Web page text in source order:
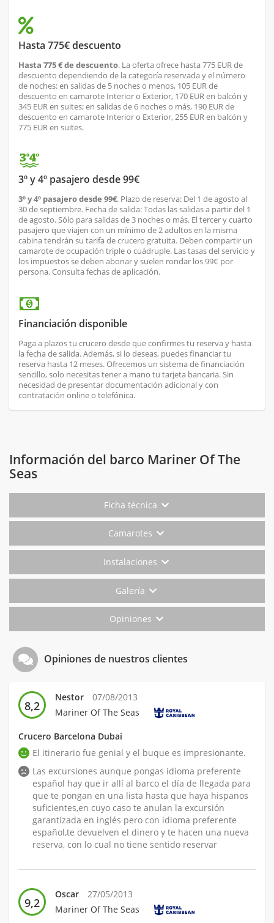
Hasta 775€ descuento
Hasta 775 € de descuento. La oferta ofrece hasta 775 EUR de
descuento dependiendo de la categoría reservada y el número
de noches: en salidas de 5 noches o menos, 105 EUR de
descuento en camarote Interior o Exterior, 170 EUR en balcón y
345 EUR en suites; en salidas de 6 noches o más, 190 EUR de
descuento en camarote Interior o Exterior, 255 EUR en balcón y
775 EUR en suites.
3º y 4º pasajero desde 99€
3º y 4º pasajero desde 99€. Plazo de reserva: Del 1 de agosto al
30 de septiembre. Fecha de salida: Todas las salidas a partir del 1
de agosto. Sólo para salidas de 3 noches o más. El tercer y cuarto
pasajero que viajen con un mínimo de 2 adultos en la misma
cabina tendrán su tarifa de crucero gratuita. Deben compartir un
camarote de ocupación triple o cuádruple. Las tasas del servicio y
los impuestos se deben abonar y suelen rondar los 99€ por
persona. Consulta fechas de aplicación.
Financiación disponible
Paga a plazos tu crucero desde que confirmes tu reserva y hasta
la fecha de salida. Además, si lo deseas, puedes financiar tu
reserva hasta 12 meses. Ofrecemos un sistema de financiación
sencillo, solo necesitas tener a mano tu tarjeta bancaria. Sin
necesidad de presentar documentación adicional y con
contratación online o telefónica.
Información del barco Mariner Of The
Seas
Ficha técnica
Camarotes
Instalaciones
Galería
Opiniones
Opiniones de nuestros clientes
8,2
Nestor
07/08/2013
Mariner Of The Seas
Crucero Barcelona Dubai
El itinerario fue genial y el buque es impresionante.
Las excursiones aunque pongas idioma preferente
español hay que ir allí al barco el día de llegada para
que te pongan en una lista hasta que haya hispanos
suficientes,en cuyo caso te anulan la excursión
garantizada en inglés pero con idioma preferente
español,te devuelven el dinero y te hacen una nueva
reserva, con lo cual no tiene sentido reservar
9,2
Oscar
27/05/2013
Mariner Of The Seas